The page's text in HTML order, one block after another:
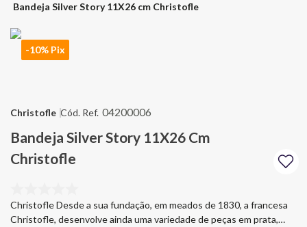
Bandeja Silver Story 11X26 cm Christofle
-10% Pix
04200006
Christofle
Bandeja Silver Story 11X26 Cm
Christofle
Christofle Desde a sua fundação, em meados de 1830, a francesa
Christofle, desenvolve ainda uma variedade de peças em prata,